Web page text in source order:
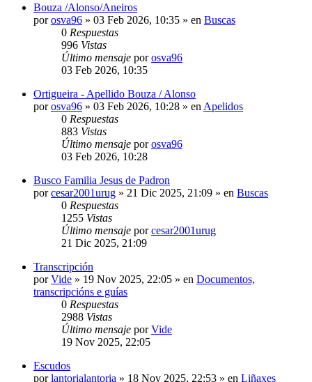
Bouza /Alonso/Aneiros
porosva96 » 03 Feb 2026, 10:35 » en Buscas
0 Respuestas
996 Vistas
Último mensaje porosva96
03 Feb 2026, 10:35
Ortigueira - Apellido Bouza / Alonso
porosva96 » 03 Feb 2026, 10:28 » en Apelidos
0 Respuestas
883 Vistas
Último mensaje porosva96
03 Feb 2026, 10:28
Busco Familia Jesus de Padron
porcesar2001urug » 21 Dic 2025, 21:09 » en Buscas
0 Respuestas
1255 Vistas
Último mensaje porcesar2001urug
21 Dic 2025, 21:09
Transcripción
porVide » 19 Nov 2025, 22:05 » en Documentos,
transcripcións e guías
0 Respuestas
2988 Vistas
Último mensaje porVide
19 Nov 2025, 22:05
Escudos
porlantorialantoria » 18 Nov 2025, 22:53 » en Liñaxes